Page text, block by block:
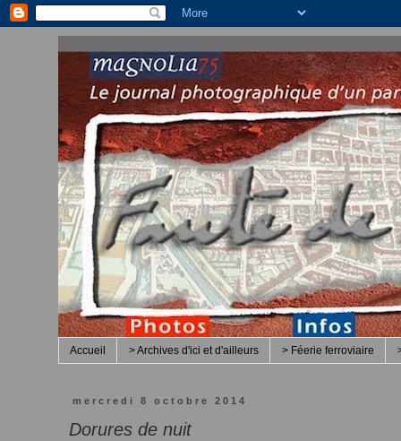
Accueil > Archives d'ici et d'ailleurs > Féerie ferroviaire
mercredi 8 octobre 2014
Dorures de nuit